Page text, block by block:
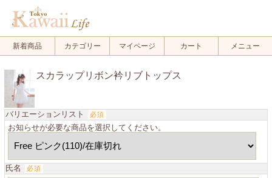
新着商品 カテゴリー マイページ カート メニュー
スカラップリボン衿リブトップス
バリエーションリスト 必須
お知らせが必要な商品を選択してください。
氏名 必須